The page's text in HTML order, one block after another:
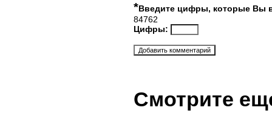
*Введите цифры, которые Вы
84762
Цифры:
Смотрите